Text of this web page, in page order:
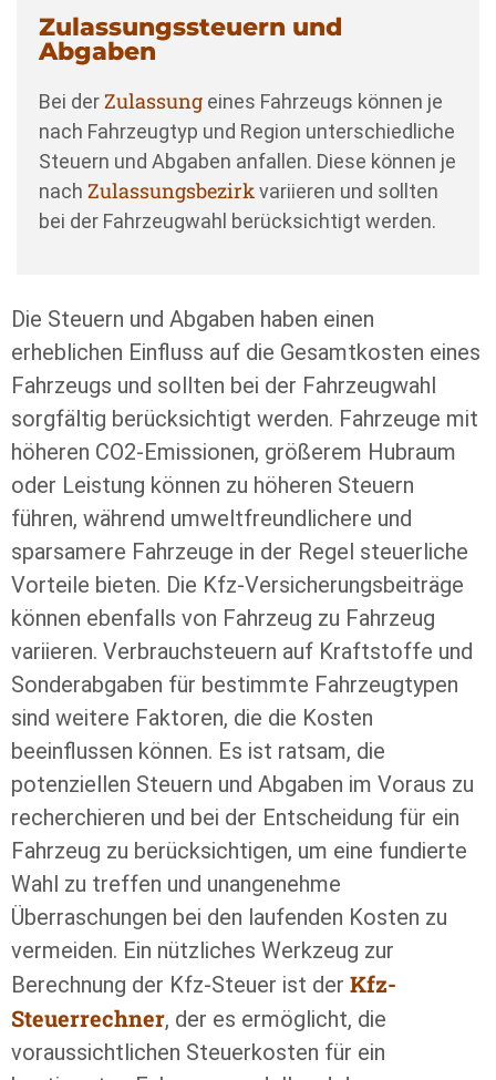
Zulassungssteuern und
Abgaben
Bei derZulassung eines Fahrzeugs können je
nach Fahrzeugtyp und Region unterschiedliche
Steuern und Abgaben anfallen. Diese können je
nach Zulassungsbezirkvariieren und sollten
bei der Fahrzeugwahl berücksichtigt werden.
Die Steuern und Abgaben haben einen
erheblichen Einfluss auf die Gesamtkosten eines
Fahrzeugs und sollten bei der Fahrzeugwahl
sorgfältig berücksichtigt werden. Fahrzeuge mit
höheren CO2-Emissionen, größerem Hubraum
oder Leistung können zu höheren Steuern
führen, während umweltfreundlichere und
sparsamere Fahrzeuge in der Regel steuerliche
Vorteile bieten. Die Kfz-Versicherungsbeiträge
können ebenfalls von Fahrzeug zu Fahrzeug
variieren. Verbrauchsteuern auf Kraftstoffe und
Sonderabgaben für bestimmte Fahrzeugtypen
sind weitere Faktoren, die die Kosten
beeinflussen können. Es ist ratsam, die
potenziellen Steuern und Abgaben im Voraus zu
recherchieren und bei der Entscheidung für ein
Fahrzeug zu berücksichtigen, um eine fundierte
Wahl zu treffen und unangenehme
Überraschungen bei den laufenden Kosten zu
vermeiden. Ein nützliches Werkzeug zur
Berechnung der Kfz-Steuer ist der Kfz-
Steuerrechner, der es ermöglicht, die
voraussichtlichen Steuerkosten für ein